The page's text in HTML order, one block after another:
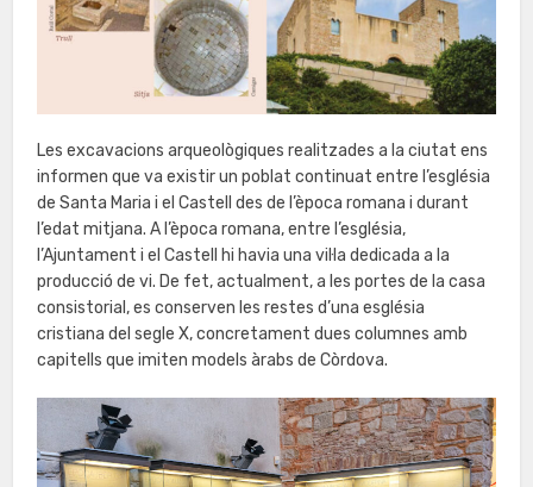
Les excavacions arqueològiques realitzades a la ciutat ens
informen que va existir un poblat continuat entre l’església
de Santa Maria i el Castell des de l’època romana i durant
l’edat mitjana. A l’època romana, entre l’església,
l’Ajuntament i el Castell hi havia una vil·la dedicada a la
producció de vi. De fet, actualment, a les portes de la casa
consistorial, es conserven les restes d’una església
cristiana del segle X, concretament dues columnes amb
capitells que imiten models àrabs de Còrdova.